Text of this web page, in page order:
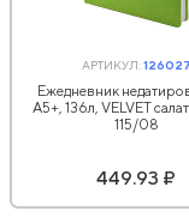
АРТИКУЛ:126027
Ежедневник
А5+, 136л, VELVET
115/08
449.93 ₽